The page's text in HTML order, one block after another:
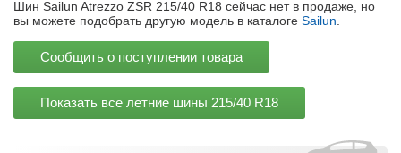
Шин Sailun Atrezzo ZSR 215/40 R18 сейчас нет в продаже, но
вы можете подобрать другую модель в каталоге Sailun
Сообщить о поступлении товара
Показать все летние шины 215/40 R18